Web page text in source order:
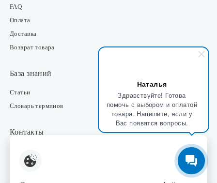
Наталья
Здравствуйте! Готова
помочь с выбором и оплатой
товара. Напишите, если у
Вас появятся вопросы.
FAQ
Оплата
Доставка
Возврат товара
База знаний
Статьи
Словарь терминов
Контакты
Интернет-магазин